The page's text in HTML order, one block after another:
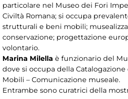
particolare nel Museo dei Fori
Civiltà Romana; si occupa
strutturali e beni mobili;
conservazione; progettazione
volontario.
Marina Milella è funzionario del
dove si occupa della
Mobili – Comunicazione museale.
Entrambe sono curatrici della